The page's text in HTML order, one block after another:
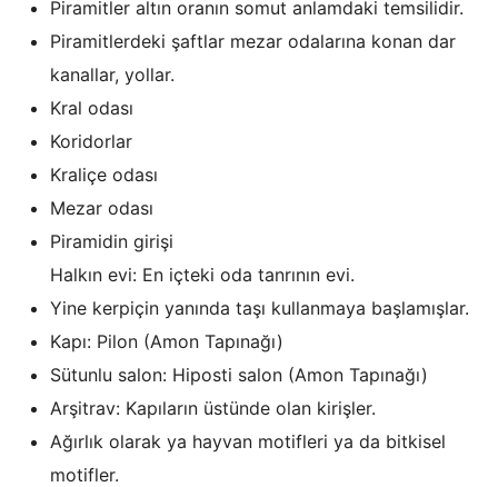
Piramitler altın oranın somut anlamdaki temsilidir.
Piramitlerdeki şaftlar mezar odalarına konan dar
kanallar, yollar.
Kral odası
Koridorlar
Kraliçe odası
Mezar odası
Piramidin girişi
Halkın evi: En içteki oda tanrının evi.
Yine kerpiçin yanında taşı kullanmaya başlamışlar.
Kapı: Pilon (Amon Tapınağı)
Sütunlu salon: Hiposti salon (Amon Tapınağı)
Arşitrav: Kapıların üstünde olan kirişler.
Ağırlık olarak ya hayvan motifleri ya da bitkisel
motifler.